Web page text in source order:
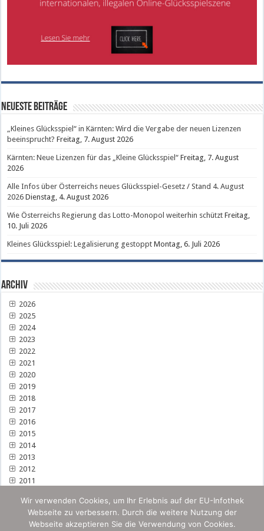
Neueste Beiträge
„Kleines Glücksspiel“ in Kärnten: Wird die Vergabe der neuen Lizenzen
beeinsprucht? Freitag, 7. August 2026
Kärnten: Neue Lizenzen für das „Kleine Glücksspiel“ Freitag, 7. August
2026
Alle Infos über Österreichs neues Glücksspiel-Gesetz / Stand 4. August
2026 Dienstag, 4. August 2026
Wie Österreichs Regierung das Lotto-Monopol weiterhin schützt Freitag,
10. Juli 2026
Kleines Glücksspiel: Legalisierung gestoppt Montag, 6. Juli 2026
Archiv
2026
2025
2024
2023
2022
2021
2020
2019
2018
2017
2016
2015
2014
2013
2012
2011
Wir verwenden Cookies, um Ihr Erlebnis auf der EU-Infothek
Webseite zu verbessern. Durch die weitere Nutzung der
Webseite akzeptieren Sie die Verwendung von Cookies.